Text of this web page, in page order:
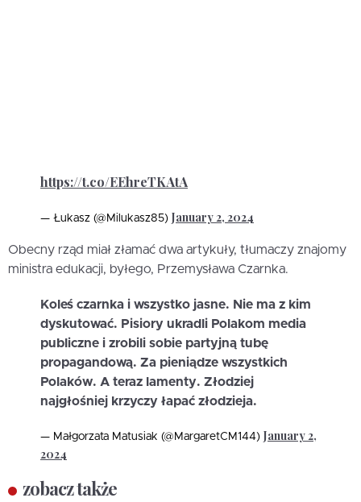
https://t.co/EEhreTKAtA
— Łukasz (@Milukasz85) January 2, 2024
Obecny rząd miał złamać dwa artykuły, tłumaczy znajomy
ministra edukacji, byłego, Przemysława Czarnka.
Koleś czarnka i wszystko jasne. Nie ma z kim
dyskutować. Pisiory ukradli Polakom media
publiczne i zrobili sobie partyjną tubę
propagandową. Za pieniądze wszystkich
Polaków. A teraz lamenty. Złodziej
najgłośniej krzyczy łapać złodzieja.
— Małgorzata Matusiak (@MargaretCM144) January 2,
2024
zobacz także